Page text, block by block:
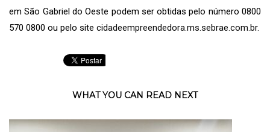
em São Gabriel do Oeste podem ser obtidas pelo número 0800
570 0800 ou pelo site cidadeempreendedora.ms.sebrae.com.br.
WHAT YOU CAN READ NEXT